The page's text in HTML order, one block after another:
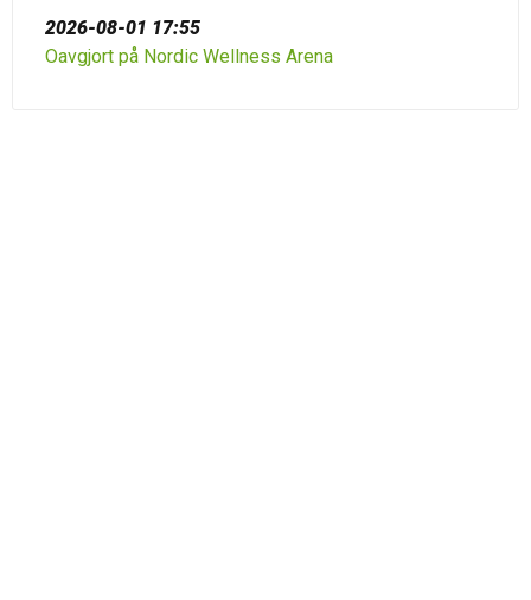
2026-08-01 17:55
Oavgjort på Nordic Wellness Arena